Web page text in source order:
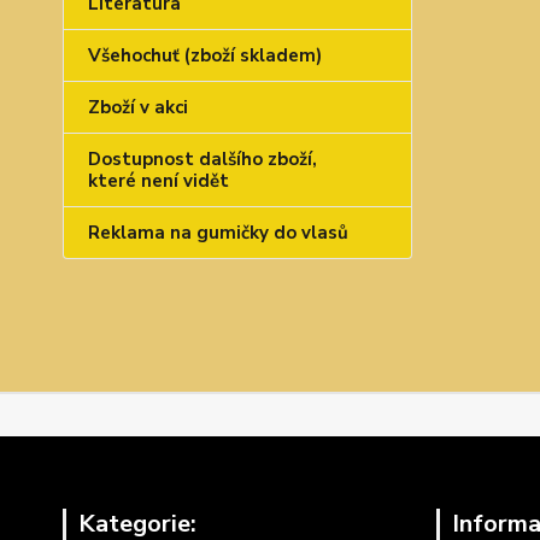
Všehochuť (zboží skladem)
Zboží v akci
Dostupnost dalšího zboží,
které není vidět
Reklama na gumičky do vlasů
Kategorie: